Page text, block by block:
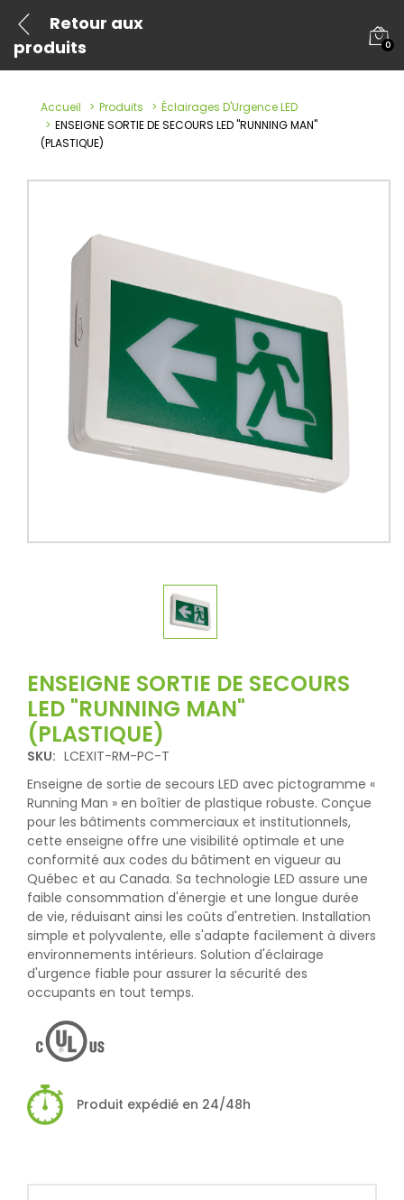
Retour aux
produits
0
Accueil Produits
Éclairages D'Urgence LED
ENSEIGNE SORTIE DE SECOURS LED "RUNNING MAN"
(PLASTIQUE)
ENSEIGNE SORTIE DE SECOURS
LED "RUNNING MAN"
(PLASTIQUE)
SKU: LCEXIT-RM-PC-T
Enseigne de sortie de secours LED avec pictogramme «
Running Man » en boîtier de plastique robuste. Conçue
pour les bâtiments commerciaux et institutionnels,
cette enseigne offre une visibilité optimale et une
conformité aux codes du bâtiment en vigueur au
Québec et au Canada. Sa technologie LED assure une
faible consommation d'énergie et une longue durée
de vie, réduisant ainsi les coûts d'entretien. Installation
simple et polyvalente, elle s'adapte facilement à divers
environnements intérieurs. Solution d'éclairage
d'urgence fiable pour assurer la sécurité des
occupants en tout temps.
Produit expédié en 24/48h